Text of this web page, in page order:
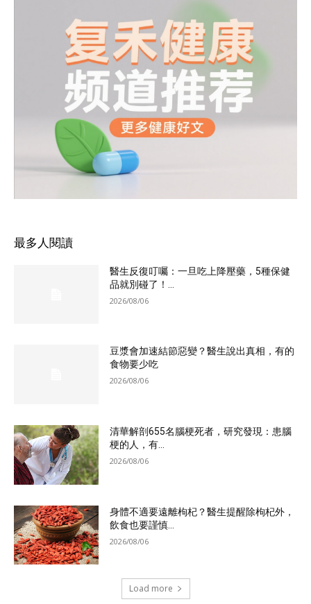
最多人閱讀
醫生反復叮囑：一旦吃上降壓藥，5種保健
品就別碰了！...
2026/08/06
豆漿會加速結節惡變？醫生說出真相，有的
食物要少吃
2026/08/06
清華解剖655名腦梗死者，研究發現：患腦
梗的人，有...
2026/08/06
身體不適要遠離枸杞？醫生提醒除枸杞外，
飲食也要謹慎...
2026/08/06
Load more